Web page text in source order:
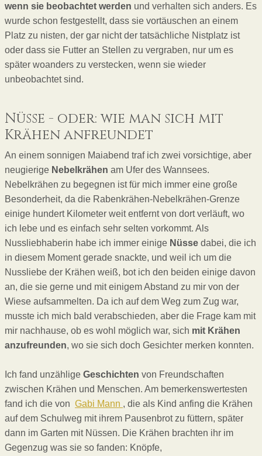
wenn sie beobachtet werden und verhalten sich anders. Es
wurde schon festgestellt, dass sie vortäuschen an einem
Platz zu nisten, der gar nicht der tatsächliche Nistplatz ist
oder dass sie Futter an Stellen zu vergraben, nur um es
später woanders zu verstecken, wenn sie wieder
unbeobachtet sind.
Nüsse - oder: wie man sich mit
Krähen anfreundet
An einem sonnigen Maiabend traf ich zwei vorsichtige, aber
neugierige Nebelkrähen am Ufer des Wannsees.
Nebelkrähen zu begegnen ist für mich immer eine große
Besonderheit, da die Rabenkrähen-Nebelkrähen-Grenze
einige hundert Kilometer weit entfernt von dort verläuft, wo
ich lebe und es einfach sehr selten vorkommt. Als
Nussliebhaberin habe ich immer einige Nüsse dabei, die ich
in diesem Moment gerade snackte, und weil ich um die
Nussliebe der Krähen weiß, bot ich den beiden einige davon
an, die sie gerne und mit einigem Abstand zu mir von der
Wiese aufsammelten. Da ich auf dem Weg zum Zug war,
musste ich mich bald verabschieden, aber die Frage kam mit
mir nachhause, ob es wohl möglich war, sich mit Krähen
anzufreunden, wo sie sich doch Gesichter merken konnten.
Ich fand unzählige Geschichten von Freundschaften
zwischen Krähen und Menschen. Am bemerkenswertesten
fand ich die von Gabi Mann , die als Kind anfing die Krähen
auf dem Schulweg mit ihrem Pausenbrot zu füttern, später
dann im Garten mit Nüssen. Die Krähen brachten ihr im
Gegenzug was sie so fanden: Knöpfe,